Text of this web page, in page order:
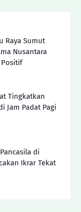
Raya Sumut
Nusantara
Positif
Tingkatkan
Jam Padat Pagi
di
Ikrar Tekat